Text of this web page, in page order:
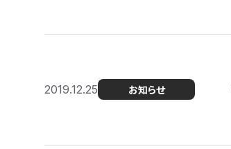
2019.12.25 お知らせ